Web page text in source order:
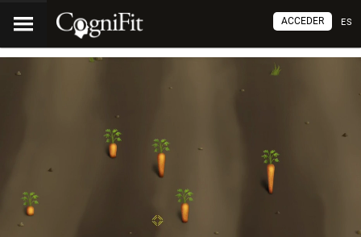
ES
ACCEDER